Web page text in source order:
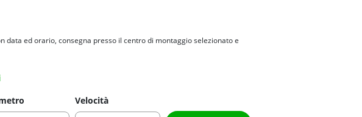
data ed orario, consegna presso il centro di montaggio selezionato e
Velocità